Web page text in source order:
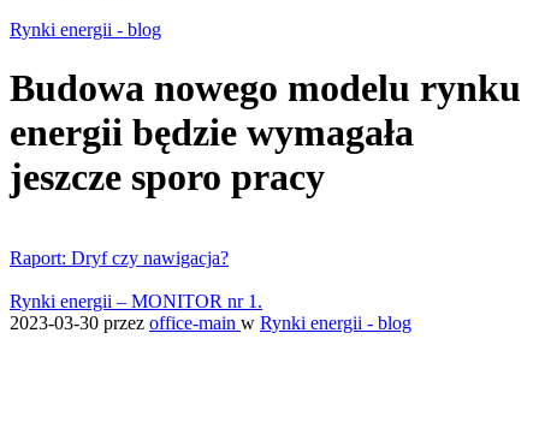
Rynki energii - blog
Budowa nowego modelu rynku
energii będzie wymagała
jeszcze sporo pracy
Raport: Dryf czy nawigacja?
Rynki energii – MONITOR nr 1.
2023-03-30 przez office-main w Rynki energii - blog